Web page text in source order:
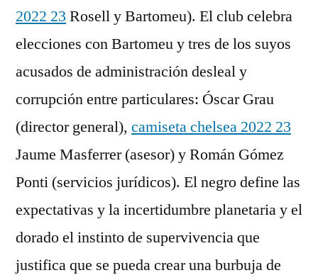
2022 23 Rosell y Bartomeu). El club celebra
elecciones con Bartomeu y tres de los suyos
acusados de administración desleal y
corrupción entre particulares: Óscar Grau
(director general), camiseta chelsea 2022 23
Jaume Masferrer (asesor) y Román Gómez
Ponti (servicios jurídicos). El negro define las
expectativas y la incertidumbre planetaria y el
dorado el instinto de supervivencia que
justifica que se pueda crear una burbuja de